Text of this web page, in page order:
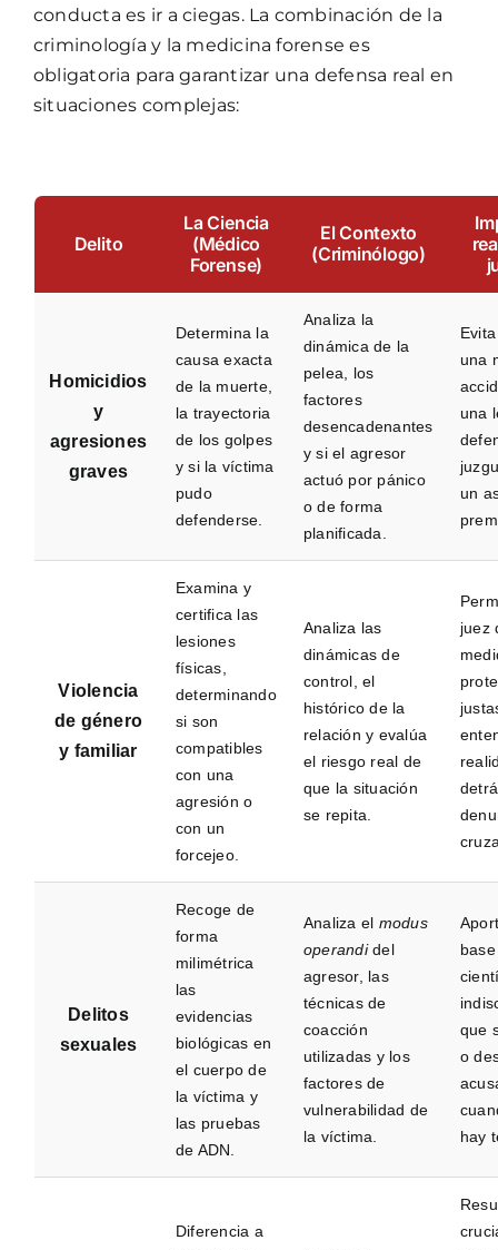
conducta es ir a ciegas. La combinación de la
criminología y la medicina forense es
obligatoria para garantizar una defensa real en
situaciones complejas:
Delito
La Ciencia
(Médico
Forense)
El Contexto
(Criminólogo)
Homicidios
y
agresiones
graves
Determina la
causa exacta
de la muerte,
la trayectoria
de los golpes
y si la víctima
pudo
defenderse.
Analiza la
dinámica de la
pelea, los
factores
desencadenantes
y si el agresor
actuó por pánico
o de forma
planificada.
una
una
un
Violencia
de género
y familiar
Examina y
certifica las
lesiones
físicas,
determinando
si son
compatibles
con una
agresión o
con un
forcejeo.
Analiza las
dinámicas de
control, el
histórico de la
relación y evalúa
el riesgo real de
que la situación
se repita.
juez
Delitos
sexuales
Recoge de
forma
milimétrica
las
evidencias
biológicas en
el cuerpo de
la víctima y
las pruebas
de ADN.
Analiza el modus
operandidel
agresor, las
técnicas de
coacción
utilizadas y los
factores de
vulnerabilidad de
la víctima.
base
que
o
hay
Diferencia a